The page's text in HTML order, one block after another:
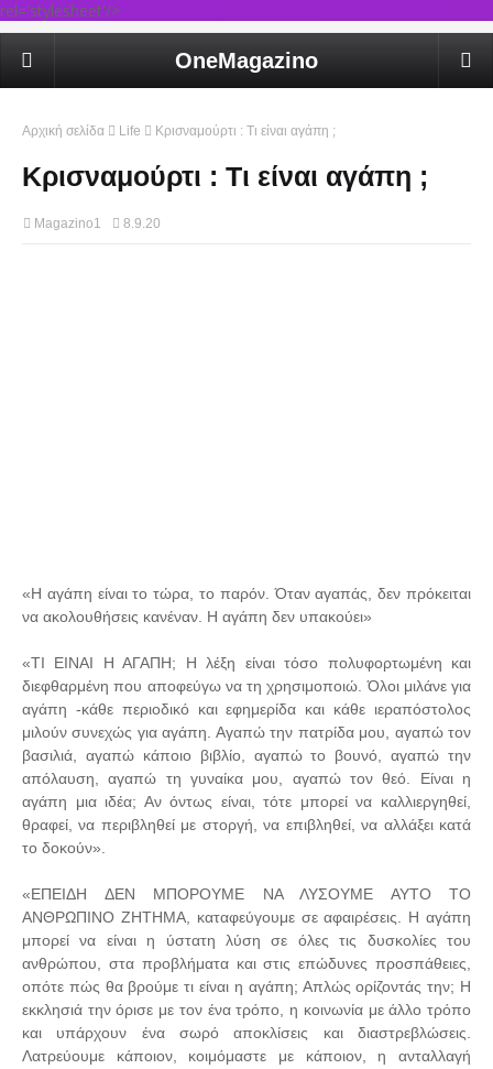
rel='stylesheet'/>
OneMagazino
Αρχική σελίδα Life Κρισναμούρτι : Τι είναι αγάπη ;
Κρισναμούρτι : Τι είναι αγάπη ;
Magazino1 8.9.20
«Η αγάπη είναι το τώρα, το παρόν. Όταν αγαπάς, δεν πρόκειται
να ακολουθήσεις κανέναν. Η αγάπη δεν υπακούει»
«ΤΙ ΕΙΝΑΙ Η ΑΓΑΠΗ; Η λέξη είναι τόσο πολυφορτωμένη και
διεφθαρμένη που αποφεύγω να τη χρησιμοποιώ. Όλοι μιλάνε για
αγάπη -κάθε περιοδικό και εφημερίδα και κάθε ιεραπόστολος
μιλούν συνεχώς για αγάπη. Αγαπώ την πατρίδα μου, αγαπώ τον
βασιλιά, αγαπώ κάποιο βιβλίο, αγαπώ το βουνό, αγαπώ την
απόλαυση, αγαπώ τη γυναίκα μου, αγαπώ τον θεό. Είναι η
αγάπη μια ιδέα; Αν όντως είναι, τότε μπορεί να καλλιεργηθεί,
θραφεί, να περιβληθεί με στοργή, να επιβληθεί, να αλλάξει κατά
το δοκούν».
«ΕΠΕΙΔΗ ΔΕΝ ΜΠΟΡΟΥΜΕ ΝΑ ΛΥΣΟΥΜΕ ΑΥΤΟ ΤΟ
ΑΝΘΡΩΠΙΝΟ ΖΗΤΗΜΑ, καταφεύγουμε σε αφαιρέσεις. Η αγάπη
μπορεί να είναι η ύστατη λύση σε όλες τις δυσκολίες του
ανθρώπου, στα προβλήματα και στις επώδυνες προσπάθειες,
οπότε πώς θα βρούμε τι είναι η αγάπη; Απλώς ορίζοντάς την; Η
εκκλησιά την όρισε με τον ένα τρόπο, η κοινωνία με άλλο τρόπο
και υπάρχουν ένα σωρό αποκλίσεις και διαστρεβλώσεις.
Λατρεύουμε κάποιον, κοιμόμαστε με κάποιον, η ανταλλαγή